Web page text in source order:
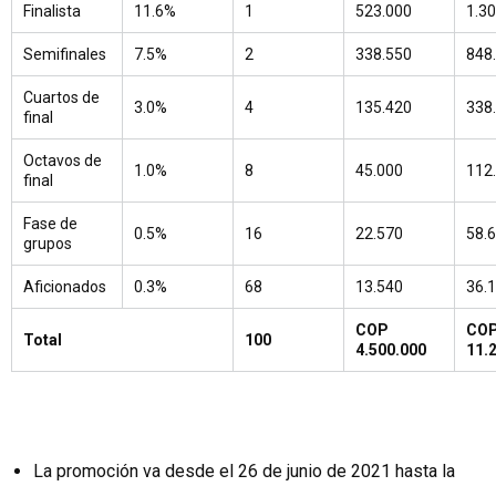
Finalista 11.6% 1 523.000
Semifinales 7.5% 2 338.550
Cuartos de
final
3.0% 4 135.420
Octavos de
final
1.0% 8 45.000
Fase de
grupos
0.5% 16 22.570
Aficionados 0.3% 68 13.540
Total 100
COP
4.500.000
La promoción va desde el 26 de junio de 2021 hasta la